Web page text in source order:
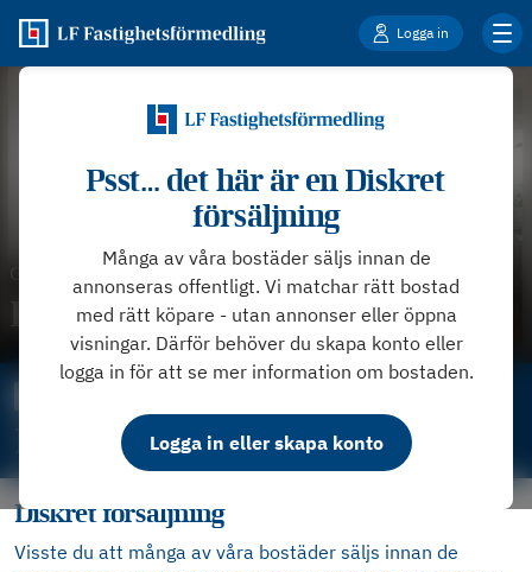
Logga in
Psst… det här är en Diskret
försäljning
Många av våra bostäder säljs innan de
annonseras offentligt. Vi matchar rätt bostad
med rätt köpare - utan annonser eller öppna
visningar. Därför behöver du skapa konto eller
logga in för att se mer information om bostaden.
Logga in eller skapa konto
Göteborg Kallebäck
Bostadsrätt på 2 rum
Pris ej angivet
Diskret försäljning
Visste du att många av våra bostäder säljs innan de